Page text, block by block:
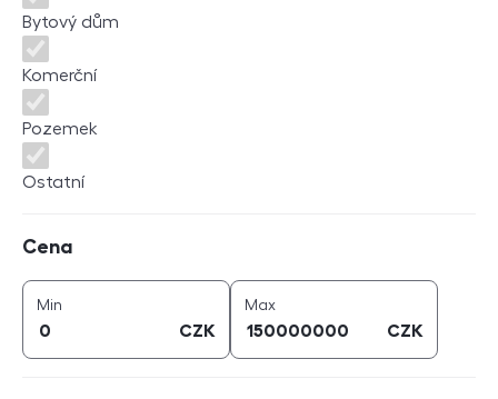
Bytový dům
Komerční
Pozemek
Ostatní
Cena
Min
CZK
Maxcena (
CZK